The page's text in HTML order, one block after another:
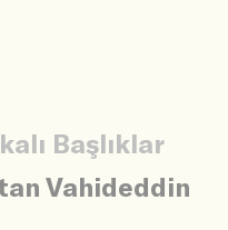
Başlıklar
Vahideddin